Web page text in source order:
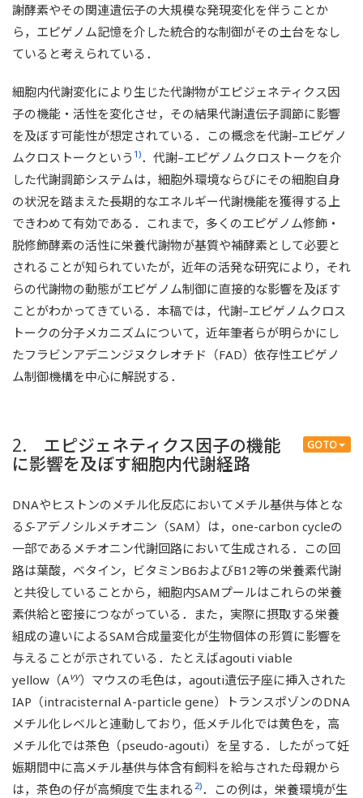
謝酵素やその関連遺伝子の大規模な発現変化を伴うことか
ら，エピゲノム記憶を介した統合的な制御がその土台をなし
ていると考えられている．
細胞内代謝変化により生じた代謝物がエピジェネティクス因
子の機能・活性を変化させ，その結果代謝遺伝子調節に影響
を及ぼす可能性が想定されている．この概念を代謝–エピゲノ
ムクロストークという 1)．代謝–エピゲノムクロストークを介
した代謝調節システムは，細胞外環境ならびにその細胞自身
の状況を踏まえた長期的なエネルギー代謝機能を獲得する上
できわめて有効である．これまで，多くのエピゲノム修飾・
脱修飾酵素の活性に栄養代謝物が基質や補酵素として必要と
されることが知られていたが，近年の活発な研究により，それ
らの代謝物の動態がエピゲノム制御に直接的な影響を及ぼす
ことがわかってきている．本稿では，代謝–エピゲノムクロス
トークの分子メカニズムについて，近年筆者らが明らかにし
たフラビンアデニンジヌクレオチド（FAD）依存性エピゲノ
ム制御機構を中心に解説する．
GOTO
2. エピジェネティクス因子の機能
に影響を及ぼす細胞内代謝経路
DNAやヒストンのメチル化反応においてメチル基供与体とな
る S-アデノシルメチオニン（SAM）は，one-carbon cycleの
一部であるメチオニン代謝回路において生成される．この回
路は葉酸，ベタイン，ビタミンB6およびB12等の栄養素代謝
と共役していることから，細胞内SAMプールはこれらの栄養
素供給と密接につながっている．また，実際に摂取する栄養
組成の違いによるSAM合成量変化が生物個体の形質に影響を
与えることが示されている．たとえばagouti viable
yellow（Avy）マウスの毛色は，agouti遺伝子座に挿入された
IAP（intracisternal A-particle gene）トランスポゾンのDNA
メチル化レベルと連動しており，低メチル化では黄色を，高
メチル化では茶色（pseudo-agouti）を呈する．したがって妊
娠期間中に高メチル基供与体含有飼料を給与された母親から
は，茶色の仔が高頻度で生まれる 2)．この例は，栄養環境が生